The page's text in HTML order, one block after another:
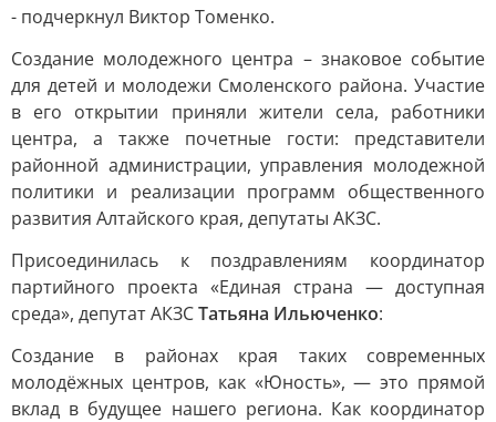
- подчеркнул Виктор Томенко.
Создание молодежного центра – знаковое событие
для детей и молодежи Смоленского района. Участие
в его открытии приняли жители села, работники
центра, а также почетные гости: представители
районной администрации, управления молодежной
политики и реализации программ общественного
развития Алтайского края, депутаты АКЗС.
Присоединилась к поздравлениям координатор
партийного проекта «Единая страна — доступная
среда», депутат АКЗСТатьяна Ильюченко:
Создание в районах края таких современных
молодёжных центров, как «Юность», — это прямой
вклад в будущее нашего региона. Как координатор